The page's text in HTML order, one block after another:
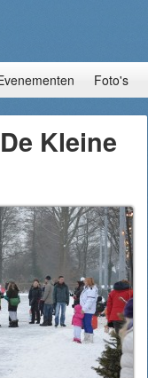
Foto's
Kleine